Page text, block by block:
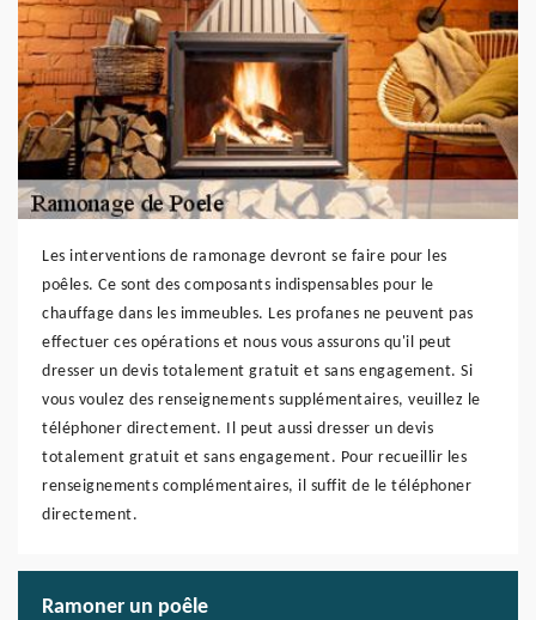
Les interventions de ramonage devront se faire pour les
poêles. Ce sont des composants indispensables pour le
chauffage dans les immeubles. Les profanes ne peuvent pas
effectuer ces opérations et nous vous assurons qu'il peut
dresser un devis totalement gratuit et sans engagement. Si
vous voulez des renseignements supplémentaires, veuillez le
téléphoner directement. Il peut aussi dresser un devis
totalement gratuit et sans engagement. Pour recueillir les
renseignements complémentaires, il suffit de le téléphoner
directement.
Ramoner un poêle